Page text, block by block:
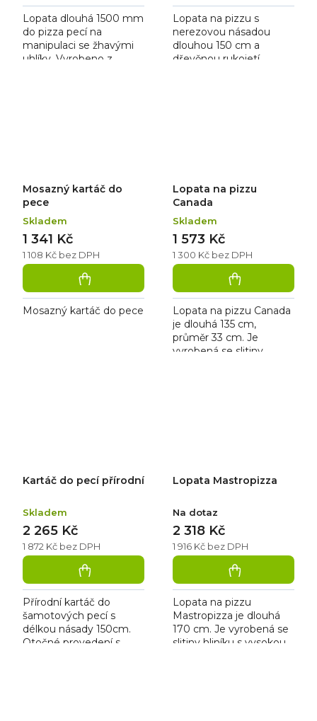
Lopata dlouhá 1500 mm
do pizza pecí na
manipulaci se žhavými
uhlíky. Vyrobeno z
Lopata na pizzu s
nerezovou násadou
dlouhou 150 cm a
dřevěnou rukojetí.
Mosazný kartáč do
pece
Skladem
1 108 Kč bez DPH
1 341 Kč
Mosazný kartáč do pece
Lopata na pizzu
Canada
Skladem
1 300 Kč bez DPH
1 573 Kč
Lopata na pizzu Canada
je dlouhá 135 cm,
průměr 33 cm. Je
vyrobená se slitiny
Kartáč do pecí přírodní
Skladem
1 872 Kč bez DPH
2 265 Kč
Přírodní kartáč do
šamotových pecí s
délkou násady 150cm.
Otočné provedení s
Lopata Mastropizza
Na dotaz
1 916 Kč bez DPH
2 318 Kč
Lopata na pizzu
Mastropizza je dlouhá
170 cm. Je vyrobená se
slitiny hliníku s vysokou